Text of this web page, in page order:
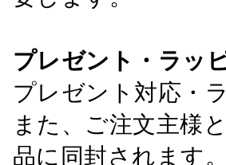
プレゼント・ラッ
プレゼント対応・
また、ご注文主様
品に同封されます。